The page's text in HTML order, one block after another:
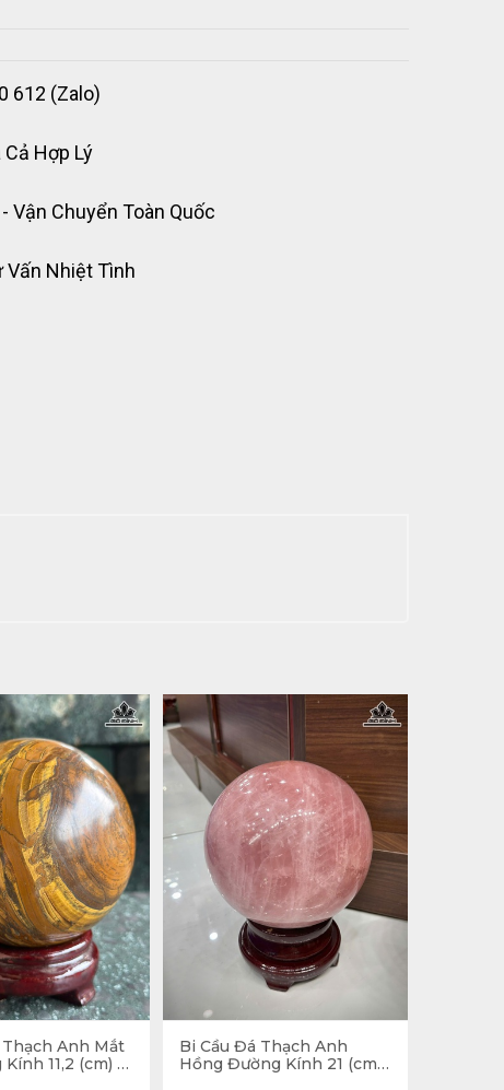
612 (Zalo)
Hợp Lý
Vận Chuyển Toàn Quốc
Vấn Nhiệt Tình
Anh Mắt
11,2 (cm) -
Bi Cầu Đá Thạch Anh
Hồng Đường Kính 21 (cm)